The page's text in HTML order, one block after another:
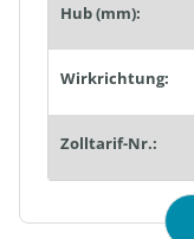
Hub (mm):
Wirkrichtung:
Zolltarif-Nr.: